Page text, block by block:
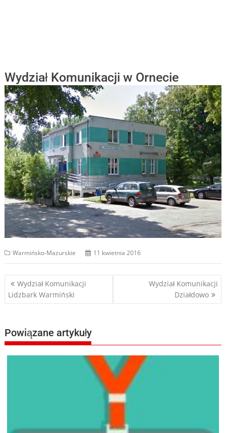
Wydział Komunikacji w Ornecie
Warmińsko-Mazurskie 11 kwietnia 2016
Nawigacja
wpisu
Wydział Komunikacji
Lidzbark Warmiński
Wydział Komunikacji
Działdowo
Powiązane artykuły